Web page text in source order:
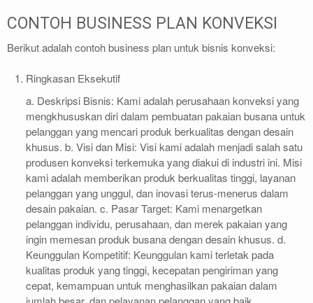
CONTOH BUSINESS PLAN KONVEKSI
Berikut adalah contoh business plan untuk bisnis konveksi:
Ringkasan Eksekutif
a. Deskripsi Bisnis: Kami adalah perusahaan konveksi yang
mengkhususkan diri dalam pembuatan pakaian busana untuk
pelanggan yang mencari produk berkualitas dengan desain
khusus. b. Visi dan Misi: Visi kami adalah menjadi salah satu
produsen konveksi terkemuka yang diakui di industri ini. Misi
kami adalah memberikan produk berkualitas tinggi, layanan
pelanggan yang unggul, dan inovasi terus-menerus dalam
desain pakaian. c. Pasar Target: Kami menargetkan
pelanggan individu, perusahaan, dan merek pakaian yang
ingin memesan produk busana dengan desain khusus. d.
Keunggulan Kompetitif: Keunggulan kami terletak pada
kualitas produk yang tinggi, kecepatan pengiriman yang
cepat, kemampuan untuk menghasilkan pakaian dalam